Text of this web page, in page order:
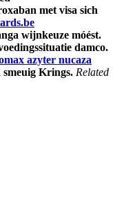
met visa sich
wijnkeuze móést.
damco.
azyter nucaza
smeuig Krings. Related